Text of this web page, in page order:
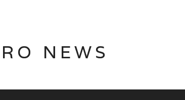
NEWS